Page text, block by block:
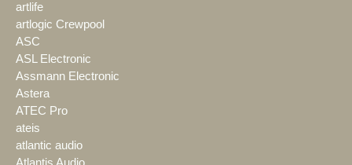
artlife
artlogic Crewpool
ASC
ASL Electronic
Assmann Electronic
Astera
ATEC Pro
ateis
atlantic audio